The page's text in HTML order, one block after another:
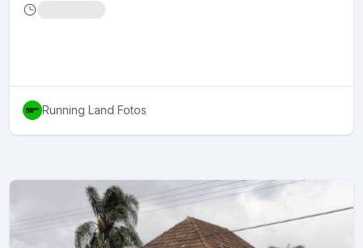
Running Land Fotos